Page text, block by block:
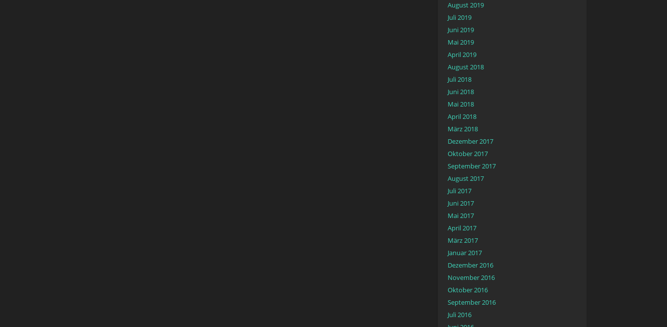
August 2019
Juli 2019
Juni 2019
Mai 2019
April 2019
August 2018
Juli 2018
Juni 2018
Mai 2018
April 2018
März 2018
Dezember 2017
Oktober 2017
September 2017
August 2017
Juli 2017
Juni 2017
Mai 2017
April 2017
März 2017
Januar 2017
Dezember 2016
November 2016
Oktober 2016
September 2016
Juli 2016